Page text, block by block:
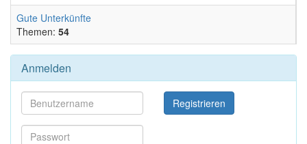
Gute Unterkünfte
Themen: 54
Anmelden
Registrieren